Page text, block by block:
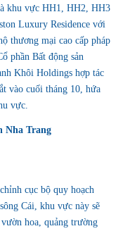
khu vực HH1, HH2, HH3
Luxury Residence với
thương mại cao cấp pháp
phần Bất động sản
Khôi Holdings hợp tác
vào cuối tháng 10, hứa
vực.
Nha Trang
cục bộ quy hoạch
Cái, khu vực này sẽ
hoa, quảng trường